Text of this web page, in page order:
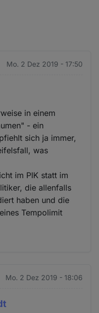
Mo. 2 Dez 2019 - 17:50
in einem
- ein
sich ja immer,
was
im PIK statt im
die allenfalls
haben und die
Tempolimit
Mo. 2 Dez 2019 - 18:06